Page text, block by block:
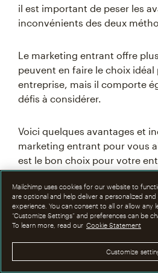
il est important de peser les
inconvénients des deux
Le marketing entrant offre
peuvent en faire le choix
entreprise, mais il comporte
défis à considérer.
Voici quelques avantages et
marketing entrant pour vous
est le bon choix pour votre
Avantages du
entrant
L’inbound marketing a gagné
Mailchimp uses cookies for our website to
are optional and help deliver a personalized and
experience. You can consent to all or allow any
“Customize Settings” and preferences can be
To learn more, read our Cookie Statement
Customize